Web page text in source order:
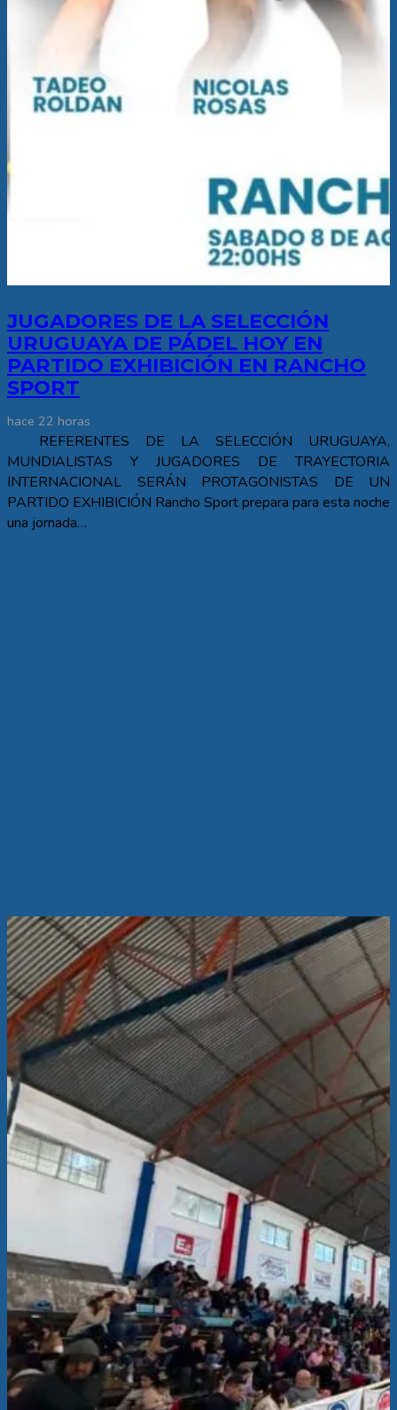
JUGADORES DE LA SELECCIÓN
URUGUAYA DE PÁDEL HOY EN
PARTIDO EXHIBICIÓN EN RANCHO
SPORT
hace 22 horas
REFERENTES DE LA SELECCIÓN URUGUAYA,
MUNDIALISTAS Y JUGADORES DE TRAYECTORIA
INTERNACIONAL SERÁN PROTAGONISTAS DE UN
PARTIDO EXHIBICIÓN Rancho Sport prepara para esta noche
una jornada…